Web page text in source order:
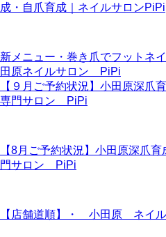
成・自爪育成｜ネイルサロンPiPi
新メニュー・巻き爪でフットネ
田原ネイルサロン PiPi
【９月ご予約状況】小田原深爪
専門サロン PiPi
【8月ご予約状況】小田原深爪
門サロン PiPi
【店舗道順】・ 小田原 ネイ